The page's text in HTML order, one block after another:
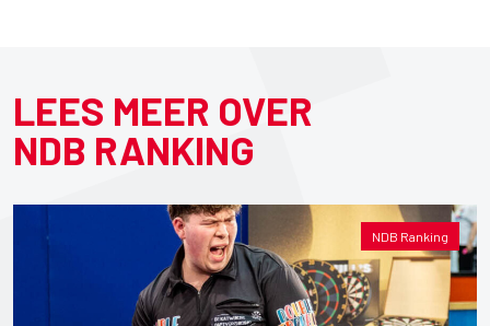
LEES MEER OVER
NDB RANKING
NDB Ranking